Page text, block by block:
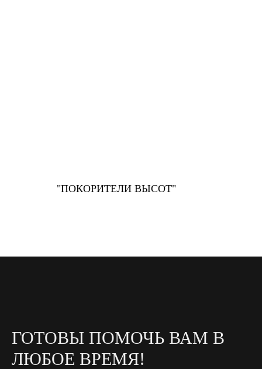
"ПОКОРИТЕЛИ ВЫСОТ"
ГОТОВЫ ПОМОЧЬ ВАМ В
ЛЮБОЕ ВРЕМЯ!